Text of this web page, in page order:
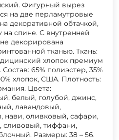
Фигурный вырез
на две перламутровые
декоративной обтачкой,
спине. С внутренней
декорирована
тканью. Ткань:
хлопок премиум
65% полиэстер, 35%
хлопок, США. Плотность:
Цвета:
белый, голубой, джинс,
лавандовый,
оливковый, сафари,
сливовый, тиффани,
Размеры: 38 – 56.